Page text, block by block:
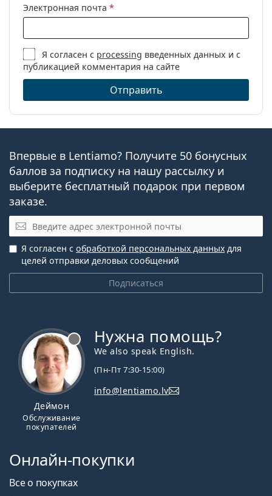
Электронная почта *
Я согласен с processing введенных данных и с
публикацией комментария на сайте
Отправить
Впервые в Lentiamo? Получите 50 бонусных
баллов за подписку на нашу рассылку и
выберите бесплатный подарок при первом
заказе.
Эл. почта
Подписаться
Я согласен с обработкой персональных данных для
целей отправки деловых сообщений
Деймон
Обслуживание
покупателей
Нужна помощь?
We also speak English.
(Пн-Пт 7:30-15:00)
info@lentiamo.lv
Онлайн-покупки
Все о покупках